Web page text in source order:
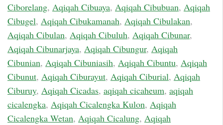
Ciborelang, Aqiqah Cibuaya, Aqiqah Cibubuan, Aqiqah
Cibugel, Aqiqah Cibukamanah, Aqiqah Cibulakan,
Aqiqah Cibulan, Aqiqah Cibuluh, Aqiqah Cibunar,
Aqiqah Cibunarjaya, Aqiqah Cibungur, Aqiqah
Cibunian, Aqiqah Cibuniasih, Aqiqah Cibuntu, Aqiqah
Cibunut, Aqiqah Ciburayut, Aqiqah Ciburial, Aqiqah
Ciburuy, Aqiqah Cicadas, aqiqah cicaheum, aqiqah
cicalengka, Aqiqah Cicalengka Kulon, Aqiqah
Cicalengka Wetan, Aqiqah Cicalung, Aqiqah